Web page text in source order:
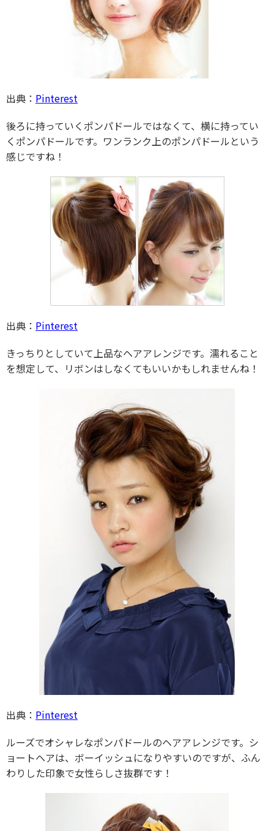
出典： Pinterest
後ろに持っていくポンパドールではなくて、横に持ってい
くポンパドールです。ワンランク上のポンパドールという
感じですね！
出典： Pinterest
きっちりとしていて上品なヘアアレンジです。濡れること
を想定して、リボンはしなくてもいいかもしれませんね！
出典： Pinterest
ルーズでオシャレなポンパドールのヘアアレンジです。シ
ョートヘアは、ボーイッシュになりやすいのですが、ふん
わりした印象で女性らしさ抜群です！